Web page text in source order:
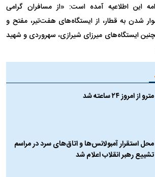
این اطلاعیه آمده است: «از مسافران گرامی
شدن به قطار، از ایستگاه‌های هفت‌تیر، مفتح و
ایستگاه‌های میرزای شیرازی، سهروردی و شهید
مترو از امروز ۲۴ ساعته شد
محل استقرار آمبولانس‌ها و اتاق‌های سرد در مراسم
تشییع رهبر انقلاب اعلام شد